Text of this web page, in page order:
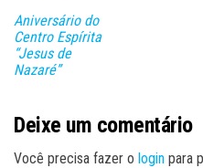
Aniversário do
Centro Espírita
“Jesus de
Nazaré”
Deixe um comentário
Você precisa fazer o login para